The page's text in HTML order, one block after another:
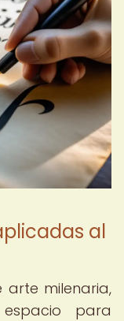
al
milenaria,
para